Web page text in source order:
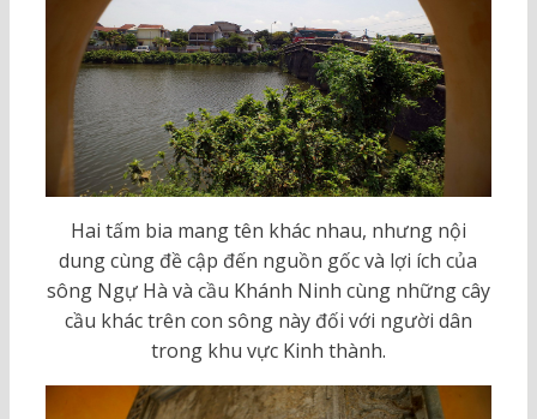
Hai tấm bia mang tên khác nhau, nhưng nội
dung cùng đề cập đến nguồn gốc và lợi ích của
sông Ngự Hà và cầu Khánh Ninh cùng những cây
cầu khác trên con sông này đối với người dân
trong khu vực Kinh thành.